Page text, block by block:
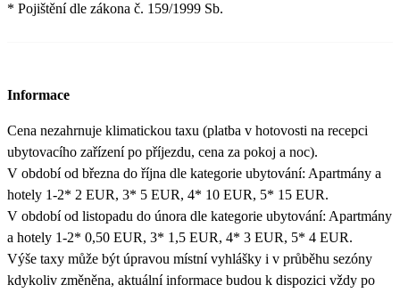
* Pojištění dle zákona č. 159/1999 Sb.
Informace
Cena nezahrnuje klimatickou taxu (platba v hotovosti na recepci
ubytovacího zařízení po příjezdu, cena za pokoj a noc).
V období od března do října dle kategorie ubytování: Apartmány a
hotely 1-2* 2 EUR, 3* 5 EUR, 4* 10 EUR, 5* 15 EUR.
V období od listopadu do února dle kategorie ubytování: Apartmány
a hotely 1-2* 0,50 EUR, 3* 1,5 EUR, 4* 3 EUR, 5* 4 EUR.
Výše taxy může být úpravou místní vyhlášky i v průběhu sezóny
kdykoliv změněna, aktuální informace budou k dispozici vždy po